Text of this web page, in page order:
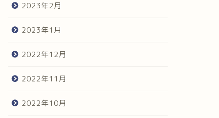
2023年2月
2023年1月
2022年12月
2022年11月
2022年10月